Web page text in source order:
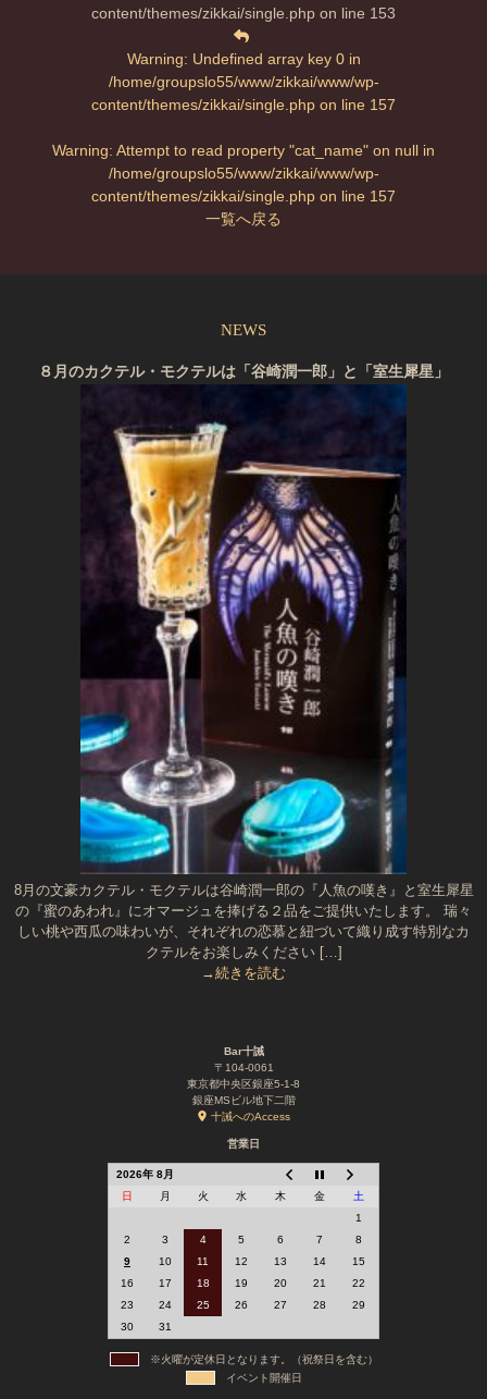
content/themes/zikkai/single.php on line 153
Warning: Undefined array key 0 in
/home/groupslo55/www/zikkai/www/wp-
content/themes/zikkai/single.php on line 157
Warning: Attempt to read property "cat_name" on null in
/home/groupslo55/www/zikkai/www/wp-
content/themes/zikkai/single.php on line 157
一覧へ戻る
NEWS
８月のカクテル・モクテルは「谷崎潤一郎」と「室生犀星」
8月の文豪カクテル・モクテルは谷崎潤一郎の『人魚の嘆き』と室生犀星
の『蜜のあわれ』にオマージュを捧げる２品をご提供いたします。 瑞々
しい桃や西瓜の味わいが、それぞれの恋慕と紐づいて織り成す特別なカ
クテルをお楽しみください […]
→続きを読む
Bar十誡
〒104-0061
東京都中央区銀座5-1-8
銀座MSビル地下二階
十誡へのAccess
営業日
2026年 8月
日
月 火 水 木 金
土
1
2
3 4 5 6 7
8
9
10 11 12 13 14
15
16
17 18 19 20 21
22
23
24 25 26 27 28
29
30
31
※火曜が定休日となります。（祝祭日を含む）
イベント開催日